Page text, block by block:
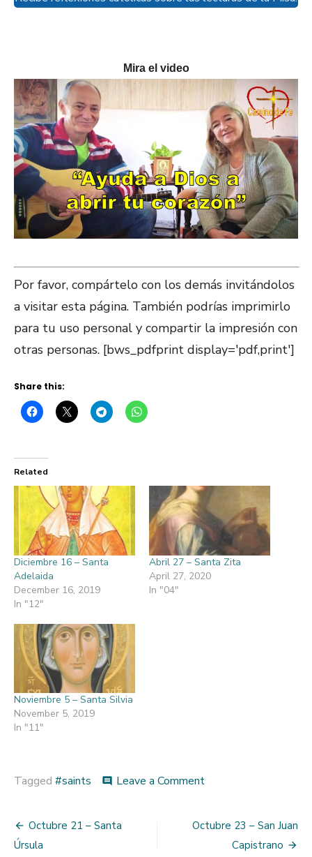
Mira el video
Por favor, compártelo con los demás invitándolos
a visitar esta página. También podrías imprimirlo
para tu uso personal y compartir la impresión con
otras personas. [bws_pdfprint display='pdf,print']
Share this:
Related
Diciembre 16 – Santa
Adelaida
December 16, 2019
In "12"
Abril 27 – Santa Zita
April 27, 2020
In "04"
Noviembre 5 – Santa Silvia
November 5, 2019
In "11"
Tagged #saints comment Leave a Commenton
–
Nunilo
Post
Octubre 21 – Santa
Úrsula
Octubre 23 – San Juan
Capistrano